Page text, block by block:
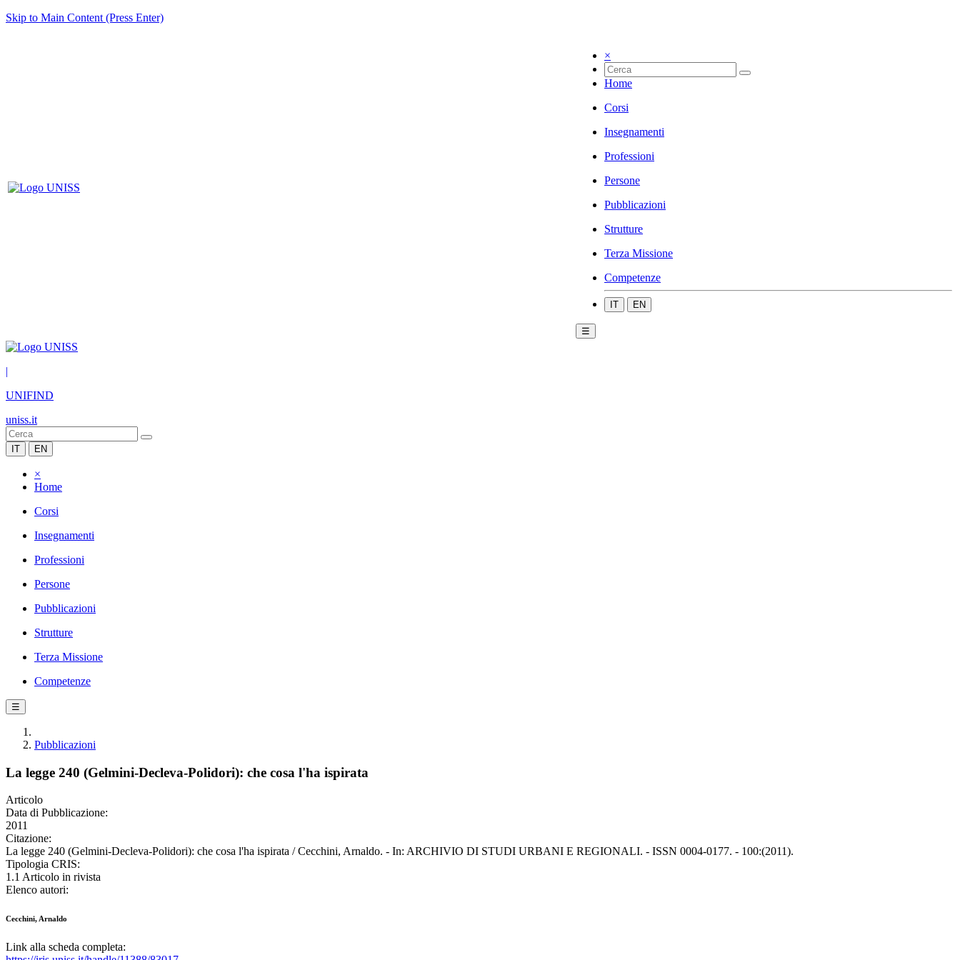
Skip to Main Content (Press Enter)
×
Home
Corsi
Insegnamenti
Professioni
Persone
Pubblicazioni
Strutture
Terza Missione
Competenze
IT EN
☰
|
UNIFIND
uniss.it
IT EN
×
Home
Corsi
Insegnamenti
Professioni
Persone
Pubblicazioni
Strutture
Terza Missione
Competenze
☰
Pubblicazioni
La legge 240 (Gelmini-Decleva-Polidori): che cosa l'ha ispirata
Articolo
Data di Pubblicazione:
2011
Citazione:
La legge 240 (Gelmini-Decleva-Polidori): che cosa l'ha ispirata / Cecchini, Arnaldo. - In: ARCHIVIO DI STUDI URBANI E REGIONALI. - ISSN 0004-0177. - 100:(2011).
Tipologia CRIS:
1.1 Articolo in rivista
Elenco autori:
Cecchini, Arnaldo
Link alla scheda completa: